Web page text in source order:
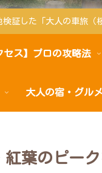
証した「大人の車旅（
セス】プロの攻略法
大人の宿・グル
紅葉のピー